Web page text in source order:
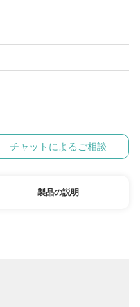
チャットによるご相談
製品の説明